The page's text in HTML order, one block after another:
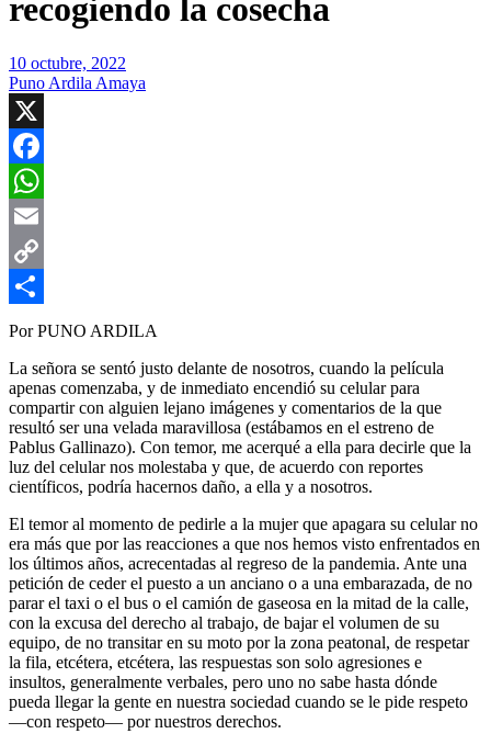
recogiendo la cosecha
10 octubre, 2022
Puno Ardila Amaya
X
Facebook
WhatsApp
Email
Copy
Link
Compartir
Por PUNO ARDILA
La señora se sentó justo delante de nosotros, cuando la película
apenas comenzaba, y de inmediato encendió su celular para
compartir con alguien lejano imágenes y comentarios de la que
resultó ser una velada maravillosa (estábamos en el estreno de
Pablus Gallinazo). Con temor, me acerqué a ella para decirle que la
luz del celular nos molestaba y que, de acuerdo con reportes
científicos, podría hacernos daño, a ella y a nosotros.
El temor al momento de pedirle a la mujer que apagara su celular no
era más que por las reacciones a que nos hemos visto enfrentados en
los últimos años, acrecentadas al regreso de la pandemia. Ante una
petición de ceder el puesto a un anciano o a una embarazada, de no
parar el taxi o el bus o el camión de gaseosa en la mitad de la calle,
con la excusa del derecho al trabajo, de bajar el volumen de su
equipo, de no transitar en su moto por la zona peatonal, de respetar
la fila, etcétera, etcétera, las respuestas son solo agresiones e
insultos, generalmente verbales, pero uno no sabe hasta dónde
pueda llegar la gente en nuestra sociedad cuando se le pide respeto
—con respeto— por nuestros derechos.